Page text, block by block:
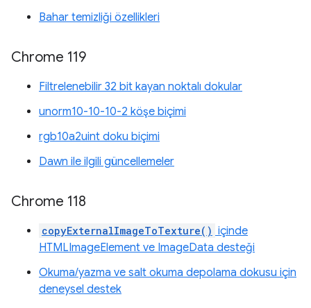
Bahar temizliği özellikleri
Chrome 119
Filtrelenebilir 32 bit kayan noktalı dokular
unorm10-10-10-2 köşe biçimi
rgb10a2uint doku biçimi
Dawn ile ilgili güncellemeler
Chrome 118
copyExternalImageToTexture() içinde
HTMLImageElement ve ImageData desteği
Okuma/yazma ve salt okuma depolama dokusu için
deneysel destek